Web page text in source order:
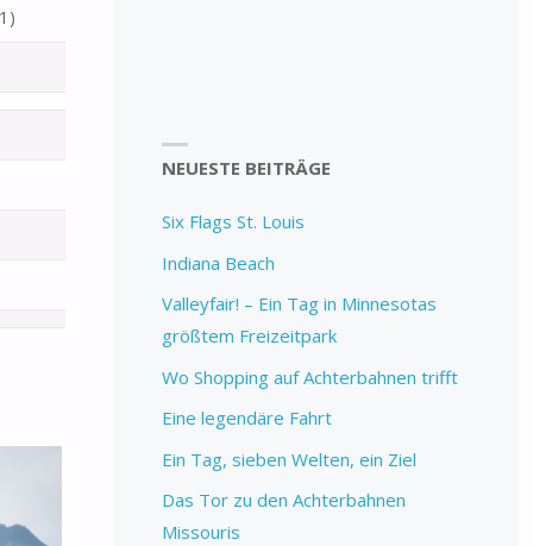
NEUESTE BEITRÄGE
Six Flags St. Louis
Indiana Beach
Valleyfair! – Ein Tag in Minnesotas
größtem Freizeitpark
Wo Shopping auf Achterbahnen trifft
Eine legendäre Fahrt
Ein Tag, sieben Welten, ein Ziel
Das Tor zu den Achterbahnen
Missouris